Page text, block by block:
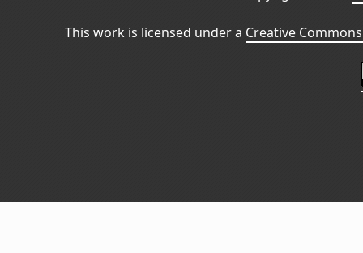
This work is licensed under a Creative